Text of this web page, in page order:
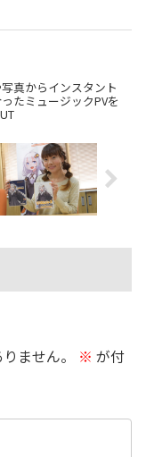
格とともに検証しま
真からインスタント
たミュージックPVを
ません。 ※ が付